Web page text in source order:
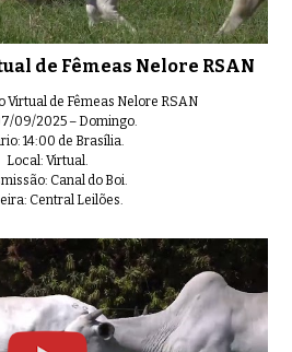
de Fêmeas Nelore RSAN
Virtual de Fêmeas Nelore RSAN
09/2025 – Domingo.
14:00 de Brasília.
Local: Virtual.
Canal do Boi.
Central Leilões.